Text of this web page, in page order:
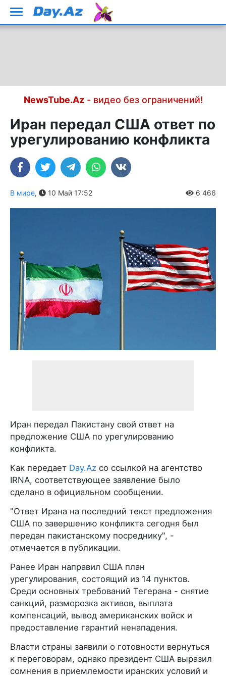
NewsTube.Az- видео без ограничений!
Иран передал США ответ по
урегулированию конфликта
В мире, 10 Май 17:52 6 466
Иран передал Пакистану свой ответ на
предложение США по урегулированию
конфликта.
Как передает Day.Az со ссылкой на агентство
IRNA, соответствующее заявление было
сделано в официальном сообщении.
"Ответ Ирана на последний текст предложения
США по завершению конфликта сегодня был
передан пакистанскому посреднику", -
отмечается в публикации.
Ранее Иран направил США план
урегулирования, состоящий из 14 пунктов.
Среди основных требований Тегерана - снятие
санкций, разморозка активов, выплата
компенсаций, вывод американских войск и
предоставление гарантий ненападения.
Власти страны заявили о готовности вернуться
к переговорам, однако президент США выразил
сомнения в приемлемости иранских условий и